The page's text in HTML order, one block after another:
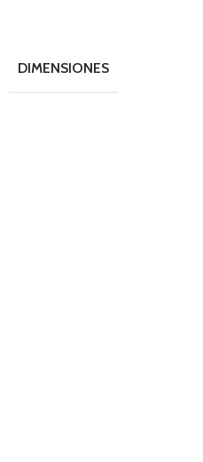
DIMENSIONES